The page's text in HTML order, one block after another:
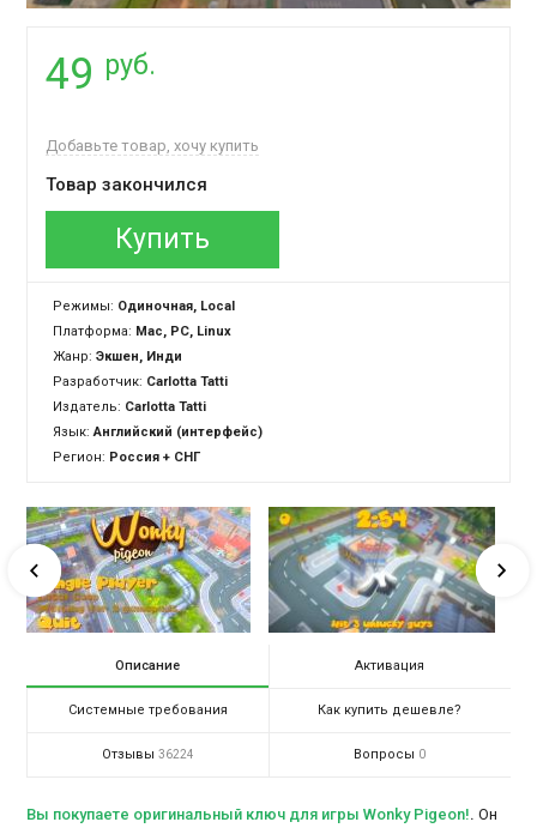
49 руб.
Добавьте товар, хочу купить
Товар закончился
Купить
Режимы: Одиночная, Local
Платформа: Mac, PC, Linux
Жанр:Экшен, Инди
Разработчик: Carlotta Tatti
Издатель: Carlotta Tatti
Язык:Английский (интерфейс)
Регион: Россия + СНГ
Описание Активация
Системные требования Как купить дешевле?
Отзывы 36224 Вопросы 0
Вы покупаете оригинальный ключ для игры Wonky Pigeon!. Он